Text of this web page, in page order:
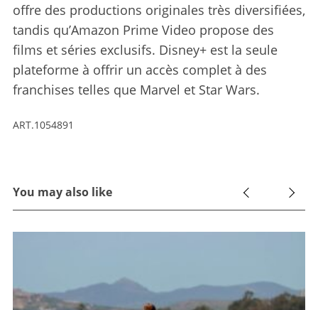
offre des productions originales très diversifiées,
tandis qu’Amazon Prime Video propose des
films et séries exclusifs. Disney+ est la seule
plateforme à offrir un accès complet à des
franchises telles que Marvel et Star Wars.
ART.1054891
You may also like